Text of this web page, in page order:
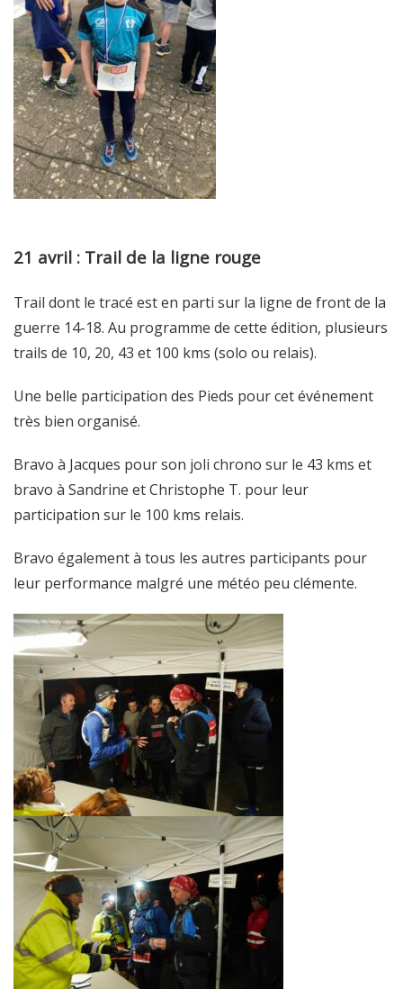
21 avril : Trail de la ligne rouge
Trail dont le tracé est en parti sur la ligne de front de la
guerre 14-18. Au programme de cette édition, plusieurs
trails de 10, 20, 43 et 100 kms (solo ou relais).
Une belle participation des Pieds pour cet événement
très bien organisé.
Bravo à Jacques pour son joli chrono sur le 43 kms et
bravo à Sandrine et Christophe T. pour leur
participation sur le 100 kms relais.
Bravo également à tous les autres participants pour
leur performance malgré une météo peu clémente.